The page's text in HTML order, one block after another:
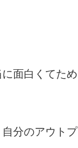
面白くてた
分のアウト